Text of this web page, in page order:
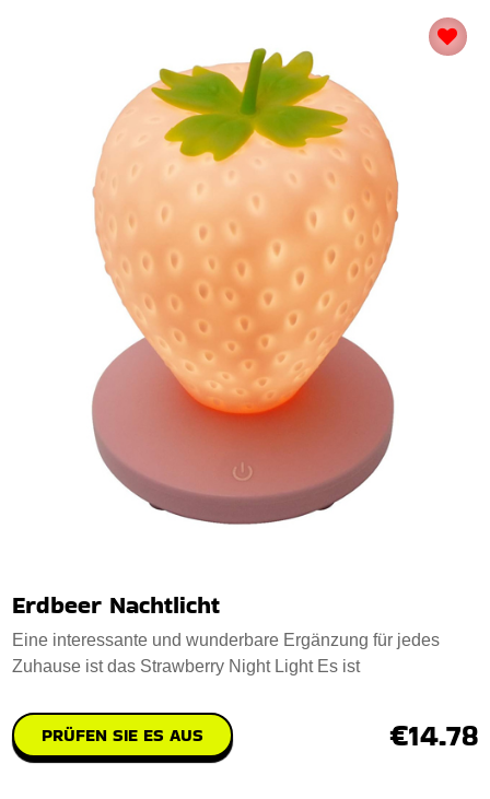
Erdbeer Nachtlicht
Eine interessante und wunderbare Ergänzung für jedes
Zuhause ist das Strawberry Night Light Es ist
PRÜFEN SIE ES AUS €14.78